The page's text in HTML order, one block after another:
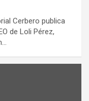
Cerbero publica
de Loli Pérez,